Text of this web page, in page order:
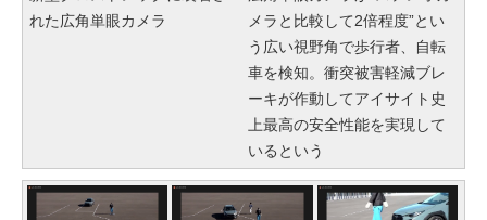
れた広角単眼カメラ
メラと比較して2倍程度”とい
う広い視野角で歩行者、自転
車を検知。衝突被害軽減ブレ
ーキが作動してアイサイト史
上最高の安全性能を実現して
いるという